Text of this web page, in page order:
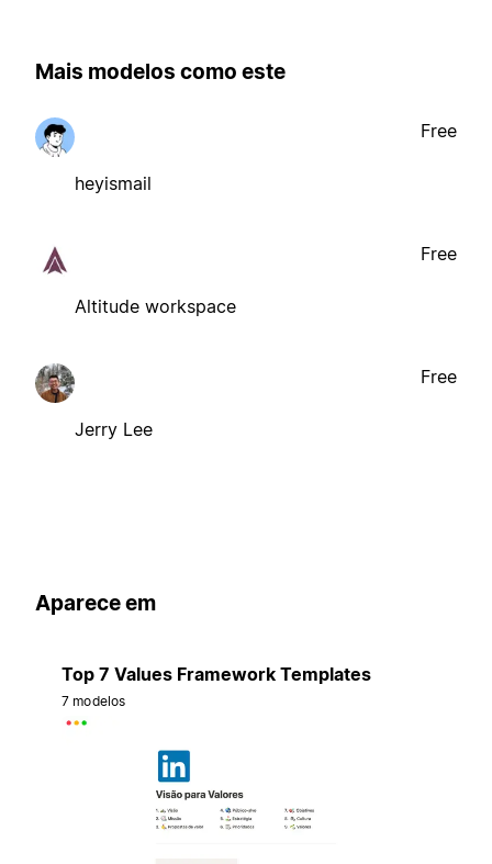
Mais modelos como este
heyismail
Free
Altitude workspace
Free
Jerry Lee
Free
Aparece em
Top 7 Values Framework Templates
7 modelos